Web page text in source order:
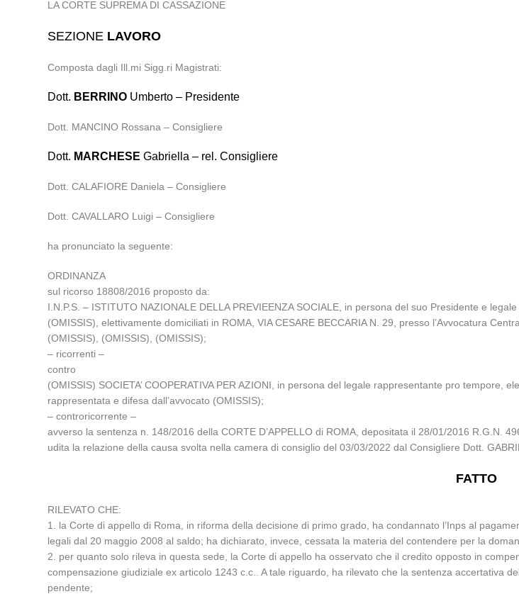
LA CORTE SUPREMA DI CASSAZIONE
SEZIONE LAVORO
Composta dagli Ill.mi Sigg.ri Magistrati:
Dott. BERRINO Umberto – Presidente
Dott. MANCINO Rossana – Consigliere
Dott. MARCHESE Gabriella – rel. Consigliere
Dott. CALAFIORE Daniela – Consigliere
Dott. CAVALLARO Luigi – Consigliere
ha pronunciato la seguente:
ORDINANZA
sul ricorso 18808/2016 proposto da:
I.N.P.S. – ISTITUTO NAZIONALE DELLA PREVIEENZA SOCIALE, in persona del suo Presidente e
(OMISSIS), elettivamente domiciliati in ROMA, VIA CESARE BECCARIA N. 29, presso l’Avvocatura
(OMISSIS), (OMISSIS), (OMISSIS);
– ricorrenti –
contro
(OMISSIS) SOCIETA’ COOPERATIVA PER AZIONI, in persona del legale rappresentante pro tempore,
rappresentata e difesa dall’avvocato (OMISSIS);
– controricorrente –
avverso la sentenza n. 148/2016 della CORTE D’APPELLO di ROMA, depositata il 28/01/2016 R.G.N.
udita la relazione della causa svolta nella camera di consiglio del 03/03/2022 dal Consigliere Dott.
FATTO
RILEVATO CHE:
1. la Corte di appello di Roma, in riforma della decisione di primo grado, ha condannato l’Inps al
legali dal 20 maggio 2008 al saldo; ha dichiarato, invece, cessata la materia del contendere per la
2. per quanto solo rileva in questa sede, la Corte di appello ha osservato che il credito opposto in
compensazione giudiziale ex articolo 1243 c.c.. A tale riguardo, ha rilevato che la sentenza accertativa
pendente;